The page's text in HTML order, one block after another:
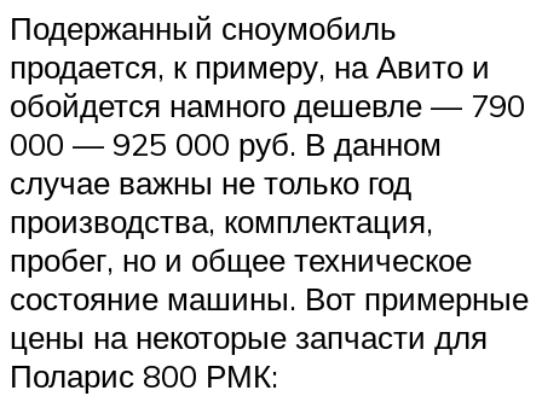
Подержанный сноумобиль
продается, к примеру, на Авито и
обойдется намного дешевле — 790
000 — 925 000 руб. В данном
случае важны не только год
производства, комплектация,
пробег, но и общее техническое
состояние машины. Вот примерные
цены на некоторые запчасти для
Поларис 800 РМК: